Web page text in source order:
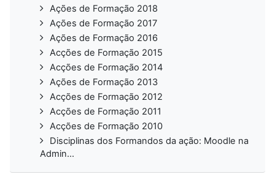
Ações de Formação 2018
Ações de Formação 2017
Ações de Formação 2016
Acções de Formação 2015
Acções de Formação 2014
Ações de Formação 2013
Acções de Formação 2012
Acções de Formação 2011
Acções de Formação 2010
Disciplinas dos Formandos da ação: Moodle na
Admin...